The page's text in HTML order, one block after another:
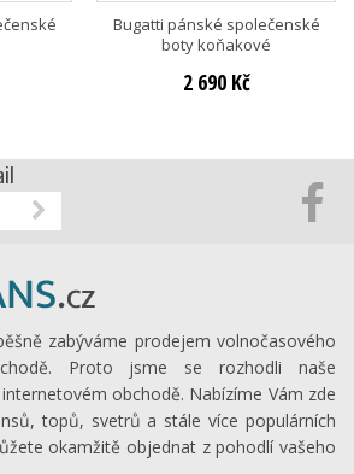
Bugatti pánské společenské
boty koňakové
2 690 Kč
zabýváme prodejem volnočasového
Proto jsme se rozhodli naše
obchodě. Nabízíme Vám zde
topů, svetrů a stále více populárních
okamžitě objednat z pohodlí vašeho